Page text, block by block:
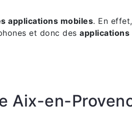
applications mobiles. En
et donc des applications
Aix-en-